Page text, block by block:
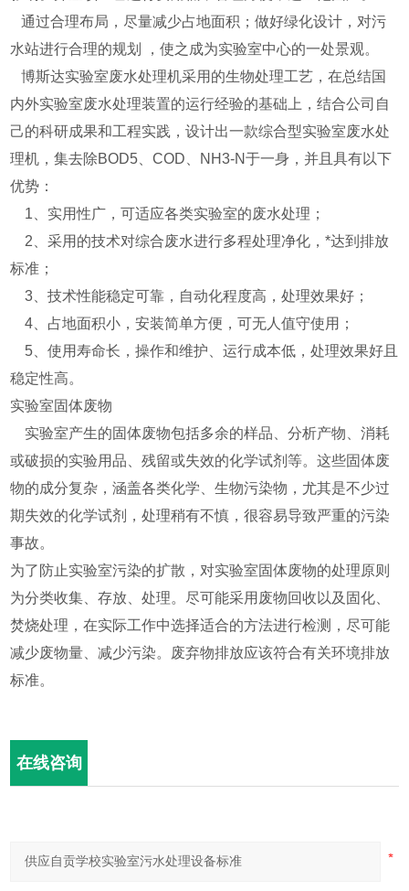
通过合理布局，尽量减少占地面积；做好绿化设计，对污
水站进行合理的规划 ，使之成为实验室中心的一处景观。
博斯达实验室废水处理机采用的生物处理工艺，在总结国
内外实验室废水处理装置的运行经验的基础上，结合公司自
己的科研成果和工程实践，设计出一款综合型实验室废水处
理机，集去除BOD5、COD、NH3-N于一身，并且具有以下
优势：
1、实用性广，可适应各类实验室的废水处理；
2、采用的技术对综合废水进行多程处理净化，*达到排放
标准；
3、技术性能稳定可靠，自动化程度高，处理效果好；
4、占地面积小，安装简单方便，可无人值守使用；
5、使用寿命长，操作和维护、运行成本低，处理效果好且
稳定性高。
实验室固体废物
实验室产生的固体废物包括多余的样品、分析产物、消耗
或破损的实验用品、残留或失效的化学试剂等。这些固体废
物的成分复杂，涵盖各类化学、生物污染物，尤其是不少过
期失效的化学试剂，处理稍有不慎，很容易导致严重的污染
事故。
为了防止实验室污染的扩散，对实验室固体废物的处理原则
为分类收集、存放、处理。尽可能采用废物回收以及固化、
焚烧处理，在实际工作中选择适合的方法进行检测，尽可能
减少废物量、减少污染。废弃物排放应该符合有关环境排放
标准。
在线咨询